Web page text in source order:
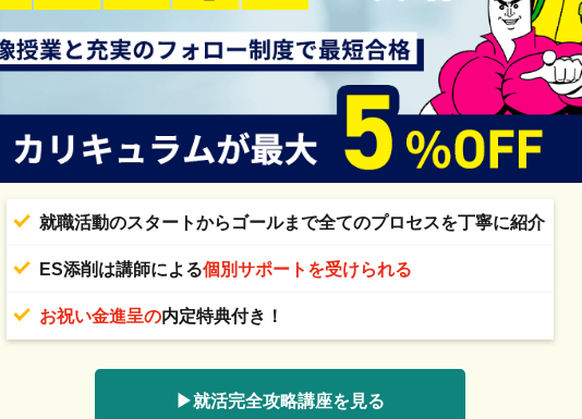
就職活動のスタートからゴールまで全てのプロセスを丁寧に紹介
ES添削は講師による個別サポートを受けられる
お祝い金進呈の内定特典付き！
▶就活完全攻略講座を見る